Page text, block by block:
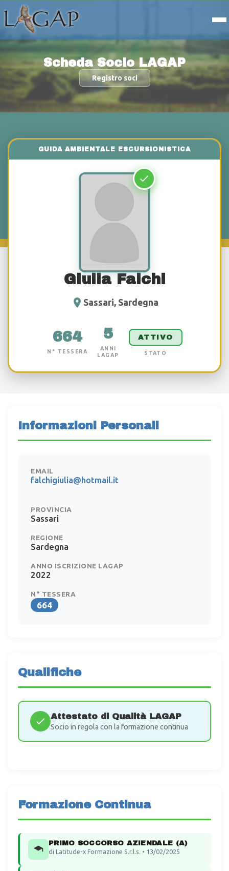
Scheda Socio LAGAP
Registro soci
Giulia Falchi
Sassari, Sardegna
664
N° TESSERA
5
ANNI
LAGAP
ATTIVO
STATO
Informazioni Personali
EMAIL
falchigiulia@hotmail.it
PROVINCIA
Sassari
REGIONE
Sardegna
ANNO ISCRIZIONE LAGAP
2022
N° TESSERA
664
Qualifiche
Attestato di Qualità LAGAP
Socio in regola con la formazione continua
Formazione Continua
PRIMO SOCCORSO AZIENDALE (A)
di Latitude-x Formazione S.r.l.s. • 13/02/2025